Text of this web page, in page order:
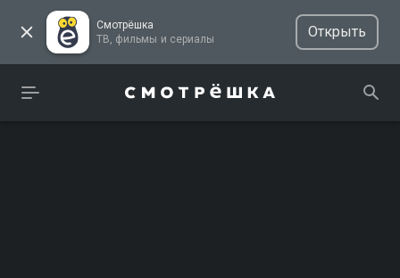
Смотрёшка
ТВ, фильмы и сериалы
Открыть